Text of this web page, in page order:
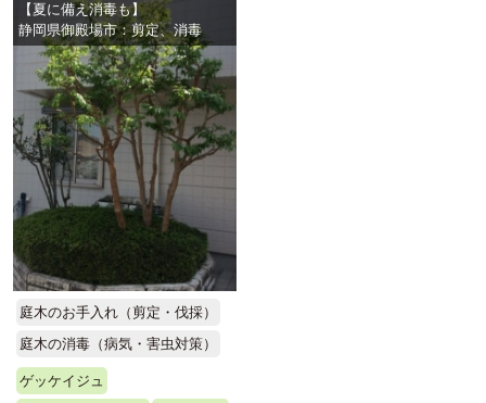
【夏に備え消毒も】
静岡県御殿場市：剪定、消毒
庭木のお手入れ（剪定・伐採）
庭木の消毒（病気・害虫対策）
ゲッケイジュ